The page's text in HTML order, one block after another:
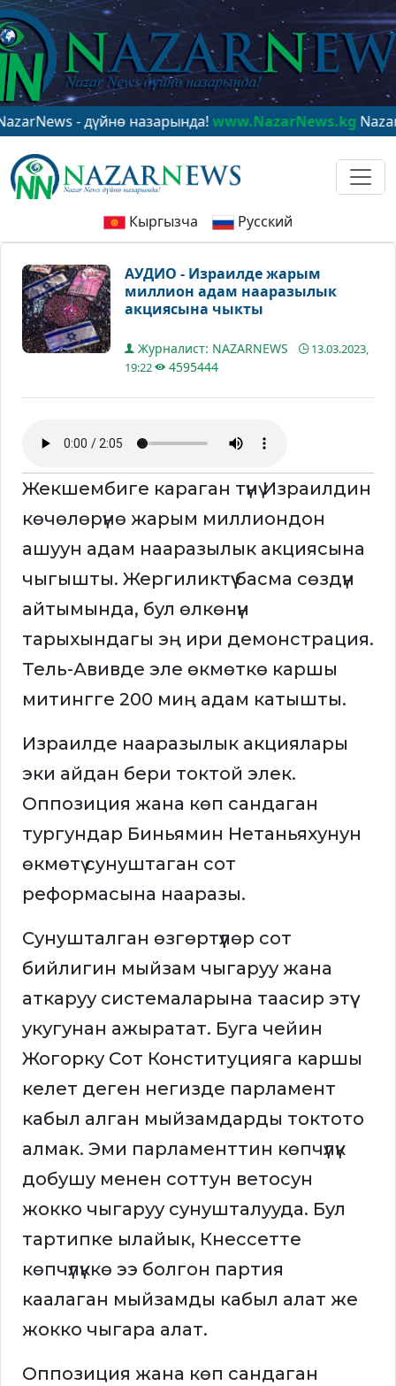
- дүйнө назарында!www.NazarNews.kgNazarNews -
Кыргызча Русский
АУДИО - Израилде жарым
миллион адам нааразылык
акциясына чыкты
Журналист: NAZARNEWS
13.03.2023,
19:22
4595444
Жекшембиге караган түнү Израилдин
көчөлөрүнө жарым миллиондон
ашуун адам нааразылык акциясына
чыгышты. Жергиликтүү басма сөздүн
айтымында, бул өлкөнүн
тарыхындагы эң ири демонстрация.
Тель-Авивде эле өкмөткө каршы
митингге 200 миң адам катышты.
Израилде нааразылык акциялары
эки айдан бери токтой элек.
Оппозиция жана көп сандаган
тургундар Биньямин Нетаньяхунун
өкмөтү сунуштаган сот
реформасына нааразы.
Сунушталган өзгөртүүлөр сот
бийлигин мыйзам чыгаруу жана
аткаруу системаларына таасир этүү
укугунан ажыратат. Буга чейин
Жогорку Сот Конституцияга каршы
келет деген негизде парламент
кабыл алган мыйзамдарды токтото
алмак. Эми парламенттин көпчүлүк
добушу менен соттун ветосун
жокко чыгаруу сунушталууда. Бул
тартипке ылайык, Кнессетте
көпчүлүккө ээ болгон партия
каалаган мыйзамды кабыл алат же
жокко чыгара алат.
Оппозиция жана көп сандаган